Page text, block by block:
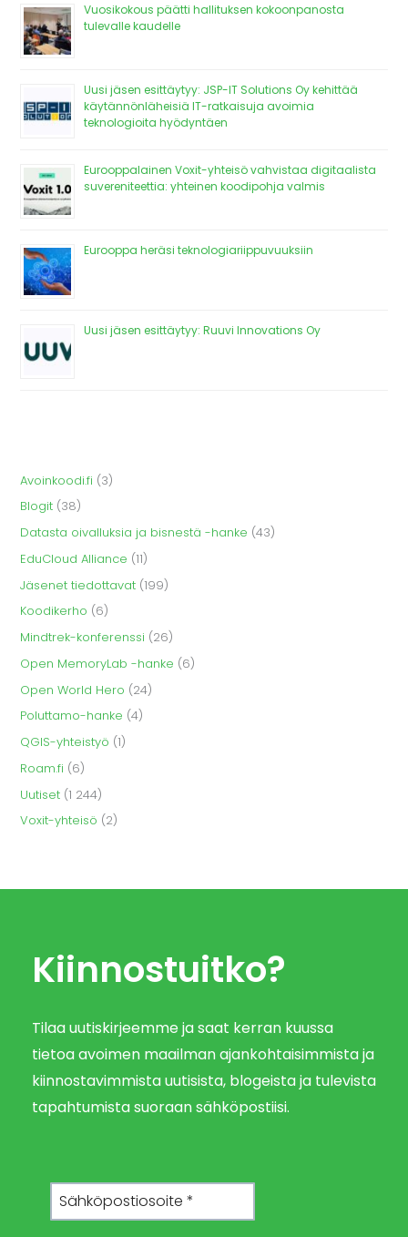
Vuosikokous päätti hallituksen kokoonpanosta
tulevalle kaudelle
Uusi jäsen esittäytyy: JSP-IT Solutions Oy kehittää
käytännönläheisiä IT-ratkaisuja avoimia
teknologioita hyödyntäen
Eurooppalainen Voxit-yhteisö vahvistaa digitaalista
suvereniteettia: yhteinen koodipohja valmis
Eurooppa heräsi teknologiariippuvuuksiin
Uusi jäsen esittäytyy: Ruuvi Innovations Oy
Avoinkoodi.fi (3)
Blogit (38)
Datasta oivalluksia ja bisnestä -hanke (43)
EduCloud Alliance (11)
Jäsenet tiedottavat (199)
Koodikerho (6)
Mindtrek-konferenssi (26)
Open MemoryLab -hanke (6)
Open World Hero (24)
Poluttamo-hanke (4)
QGIS-yhteistyö (1)
Roam.fi (6)
Uutiset (1 244)
Voxit-yhteisö (2)
Kiinnostuitko?
Tilaa uutiskirjeemme ja saat kerran kuussa
tietoa avoimen maailman ajankohtaisimmista ja
kiinnostavimmista uutisista, blogeista ja tulevista
tapahtumista suoraan sähköpostiisi.